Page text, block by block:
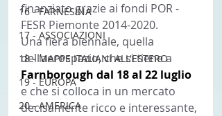
16 - FARNESINA
17 - ASSOCIAZIONI
18 - MAPPE ITALIANI ALL'ESTERO
19 - EUROPA
20 - AMERICA
finanziato grazie ai fondi POR -
FESR Piemonte 2014-2020.
Una fiera biennale, quella
dell’aerospazio, che si tiene a
Farnborough dal 18 al 22 luglio
e che si colloca in un mercato
decisamente ricco e interessante,